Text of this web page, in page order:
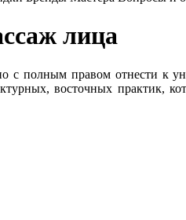
лица
полным правом отнести к
восточных